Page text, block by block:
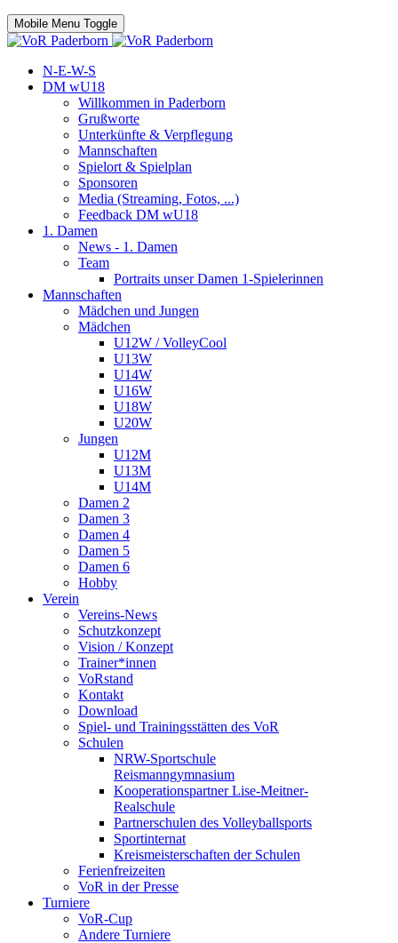
Mobile Menu Toggle
N-E-W-S
DM wU18
Willkommen in Paderborn
Grußworte
Unterkünfte & Verpflegung
Mannschaften
Spielort & Spielplan
Sponsoren
Media (Streaming, Fotos, ...)
Feedback DM wU18
1. Damen
News - 1. Damen
Team
Portraits unser Damen 1-Spielerinnen
Mannschaften
Mädchen und Jungen
Mädchen
U12W / VolleyCool
U13W
U14W
U16W
U18W
U20W
Jungen
U12M
U13M
U14M
Damen 2
Damen 3
Damen 4
Damen 5
Damen 6
Hobby
Verein
Vereins-News
Schutzkonzept
Vision / Konzept
Trainer*innen
VoRstand
Kontakt
Download
Spiel- und Trainingsstätten des VoR
Schulen
NRW-Sportschule
Reismanngymnasium
Kooperationspartner Lise-Meitner-
Realschule
Partnerschulen des Volleyballsports
Sportinternat
Kreismeisterschaften der Schulen
Ferienfreizeiten
VoR in der Presse
Turniere
VoR-Cup
Andere Turniere